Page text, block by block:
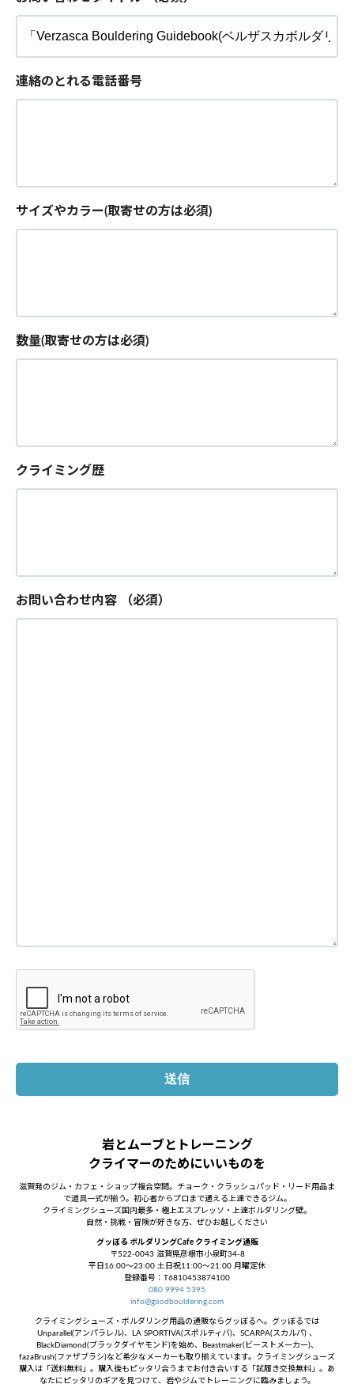
連絡のとれる電話番号
サイズやカラー(取寄せの方は必須)
数量(取寄せの方は必須)
クライミング歴
お問い合わせ内容 （必須）
岩とムーブとトレーニング
クライマーのためにいいものを
滋賀発のジム・カフェ・ショップ複合空間。チョーク・クラッシュパッド・リード用品ま
で道具一式が揃う。初心者からプロまで通える上達できるジム。
クライミングシューズ国内最多・極上エスプレッソ・上達ボルダリング壁。
自然・挑戦・冒険が好きな方、ぜひお越しください
グッぼる ボルダリングCafe クライミング通販
〒522-0043 滋賀県彦根市小泉町34-8
平日16:00～23:00 土日祝11:00～21:00 月曜定休
登録番号：T6810453874100
080 9994 5395
info@goodbouldering.com
クライミングシューズ・ボルダリング用品の通販ならグッぼるへ。グッぼるでは
Unparallel(アンパラレル)、LA SPORTIVA(スポルティバ)、SCARPA(スカルパ) 、
BlackDiamond(ブラックダイヤモンド)を始め、Beastmaker(ビーストメーカー)、
fazaBrush(ファザブラシ)など希少なメーカーも取り揃えています。クライミングシューズ
購入は「送料無料」。購入後もピッタリ合うまでお付き合いする「試履き交換無料」。あ
なたにピッタリのギアを見つけて、岩やジムでトレーニングに臨みましょう。